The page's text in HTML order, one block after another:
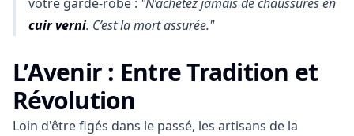
cuir verni. C’est la mort assurée."
L’Avenir : Entre Tradition et
Révolution
Loin d'être figés dans le passé, les artisans de la